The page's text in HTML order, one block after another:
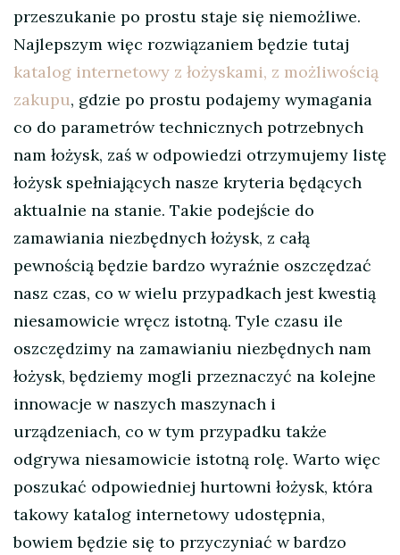
przeszukanie po prostu staje się niemożliwe.
Najlepszym więc rozwiązaniem będzie tutaj
katalog internetowy z łożyskami, z możliwością
zakupu, gdzie po prostu podajemy wymagania
co do parametrów technicznych potrzebnych
nam łożysk, zaś w odpowiedzi otrzymujemy listę
łożysk spełniających nasze kryteria będących
aktualnie na stanie. Takie podejście do
zamawiania niezbędnych łożysk, z całą
pewnością będzie bardzo wyraźnie oszczędzać
nasz czas, co w wielu przypadkach jest kwestią
niesamowicie wręcz istotną. Tyle czasu ile
oszczędzimy na zamawianiu niezbędnych nam
łożysk, będziemy mogli przeznaczyć na kolejne
innowacje w naszych maszynach i
urządzeniach, co w tym przypadku także
odgrywa niesamowicie istotną rolę. Warto więc
poszukać odpowiedniej hurtowni łożysk, która
takowy katalog internetowy udostępnia,
bowiem będzie się to przyczyniać w bardzo